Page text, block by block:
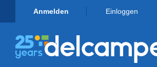
Anmelden Einloggen